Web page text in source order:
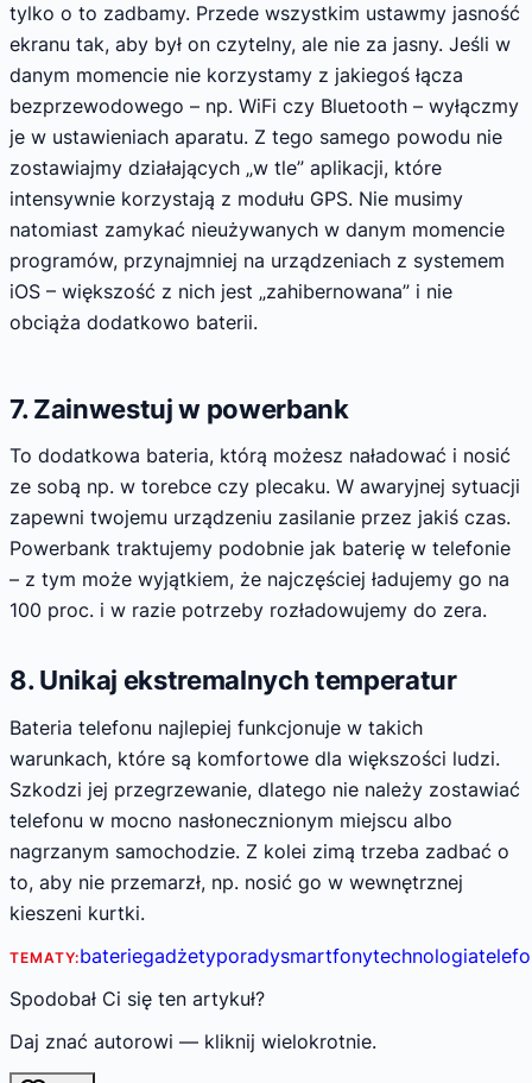
tylko o to zadbamy. Przede wszystkim ustawmy jasność
ekranu tak, aby był on czytelny, ale nie za jasny. Jeśli w
danym momencie nie korzystamy z jakiegoś łącza
bezprzewodowego – np. WiFi czy Bluetooth – wyłączmy
je w ustawieniach aparatu. Z tego samego powodu nie
zostawiajmy działających „w tle” aplikacji, które
intensywnie korzystają z modułu GPS. Nie musimy
natomiast zamykać nieużywanych w danym momencie
programów, przynajmniej na urządzeniach z systemem
iOS – większość z nich jest „zahibernowana” i nie
obciąża dodatkowo baterii.
7. Zainwestuj w powerbank
To dodatkowa bateria, którą możesz naładować i nosić
ze sobą np. w torebce czy plecaku. W awaryjnej sytuacji
zapewni twojemu urządzeniu zasilanie przez jakiś czas.
Powerbank traktujemy podobnie jak baterię w telefonie
– z tym może wyjątkiem, że najczęściej ładujemy go na
100 proc. i w razie potrzeby rozładowujemy do zera.
8. Unikaj ekstremalnych temperatur
Bateria telefonu najlepiej funkcjonuje w takich
warunkach, które są komfortowe dla większości ludzi.
Szkodzi jej przegrzewanie, dlatego nie należy zostawiać
telefonu w mocno nasłonecznionym miejscu albo
nagrzanym samochodzie. Z kolei zimą trzeba zadbać o
to, aby nie przemarzł, np. nosić go w wewnętrznej
kieszeni kurtki.
TEMATY:bateriegadżetyporadysmartfonytechnologia
Spodobał Ci się ten artykuł?
Daj znać autorowi — kliknij wielokrotnie.